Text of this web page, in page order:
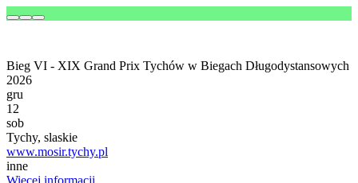
Bieg VI - XIX Grand Prix Tychów w Biegach Długodystansowych
2026
gru
12
sob
Tychy, slaskie
www.mosir.tychy.pl
inne
Więcej informacji